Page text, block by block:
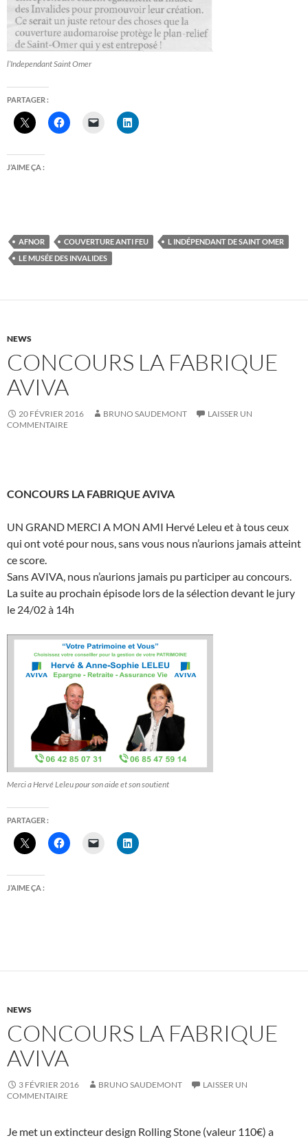
l’Independant Saint Omer
PARTAGER :
J’AIME ÇA :
AFNOR COUVERTURE ANTI FEU
L INDÉPENDANT DE SAINT OMER
LE MUSÉE DES INVALIDES
NEWS
CONCOURS LA FABRIQUE
AVIVA
20 FÉVRIER 2016 BRUNO SAUDEMONT
LAISSER UN
COMMENTAIRE
CONCOURS LA FABRIQUE AVIVA
UN GRAND MERCI A MON AMI Hervé Leleu et à tous ceux
qui ont voté pour nous, sans vous nous n’aurions jamais atteint
ce score.
Sans AVIVA, nous n’aurions jamais pu participer au concours.
La suite au prochain épisode lors de la sélection devant le jury
le 24/02 à 14h
Merci a Hervé Leleu pour son aide et son soutient
PARTAGER :
J’AIME ÇA :
NEWS
CONCOURS LA FABRIQUE
AVIVA
3 FÉVRIER 2016 BRUNO SAUDEMONT
LAISSER UN
COMMENTAIRE
Je met un extincteur design Rolling Stone (valeur 110€) a